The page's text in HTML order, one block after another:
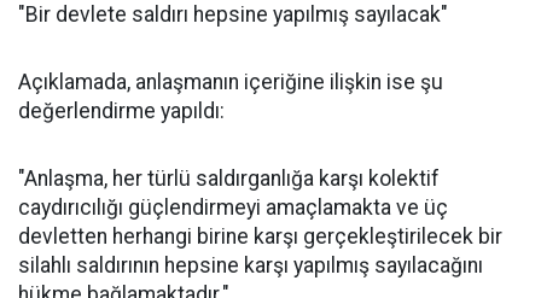
"Bir devlete saldırı hepsine yapılmış sayılacak"
Açıklamada, anlaşmanın içeriğine ilişkin ise şu
değerlendirme yapıldı:
"Anlaşma, her türlü saldırganlığa karşı kolektif
caydırıcılığı güçlendirmeyi amaçlamakta ve üç
devletten herhangi birine karşı gerçekleştirilecek bir
silahlı saldırının hepsine karşı yapılmış sayılacağını